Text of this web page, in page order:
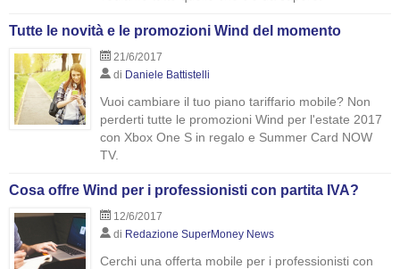
Tutte le novità e le promozioni Wind del momento
21/6/2017
di Daniele Battistelli
Vuoi cambiare il tuo piano tariffario mobile? Non
perderti tutte le promozioni Wind per l'estate 2017
con Xbox One S in regalo e Summer Card NOW
TV.
Cosa offre Wind per i professionisti con partita IVA?
12/6/2017
di Redazione SuperMoney News
Cerchi una offerta mobile per i professionisti con